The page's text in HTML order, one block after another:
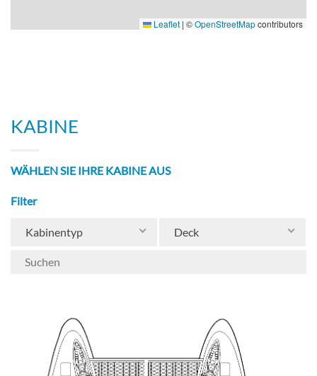
Leaflet | ©OpenStreetMapcontributors
KABINE
WÄHLEN SIE IHRE KABINE AUS
Filter
Kabinentyp Deck